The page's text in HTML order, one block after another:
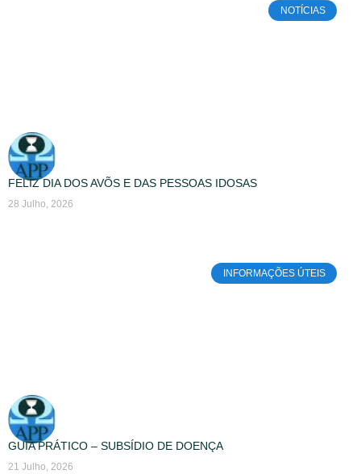
NOTÍCIAS
FELIZ DIA DOS AVÕS E DAS PESSOAS IDOSAS
28 Julho, 2026
INFORMAÇÕES ÚTEIS
GUIA PRÁTICO – SUBSÍDIO DE DOENÇA
21 Julho, 2026